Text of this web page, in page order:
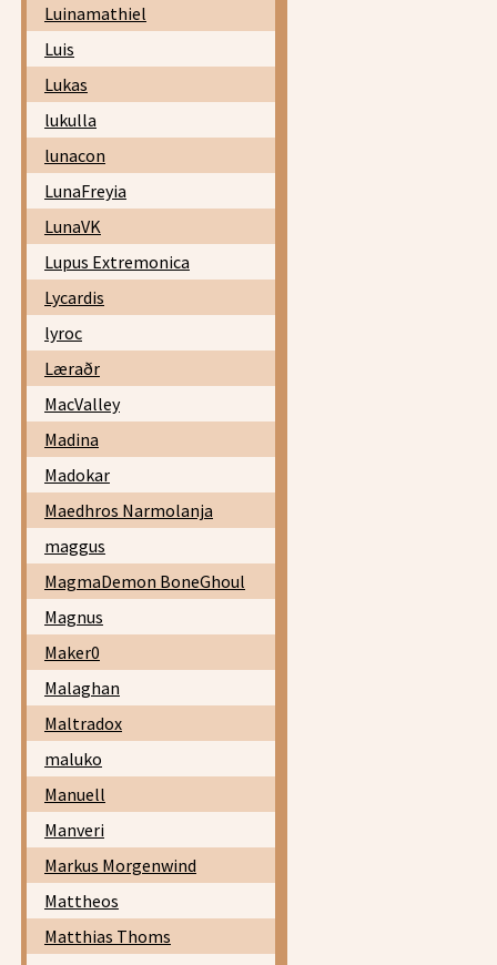
Luinamathiel
Luis
Lukas
lukulla
lunacon
LunaFreyia
LunaVK
Lupus Extremonica
Lycardis
lyroc
Læraðr
MacValley
Madina
Madokar
Maedhros Narmolanja
maggus
MagmaDemon BoneGhoul
Magnus
Maker0
Malaghan
Maltradox
maluko
Manuell
Manveri
Markus Morgenwind
Mattheos
Matthias Thoms